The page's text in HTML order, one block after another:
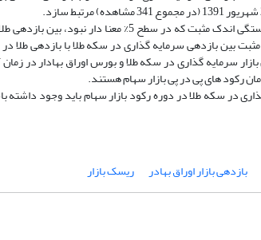
یافته های تحقیق حاکی از آن است که ضریب همبستگی
بین بازدهی سرمایه گذاری در سکه طلا با بازدهی طلا
سرمایه گذاری در سکه طلا و بورس اوراق بهادار در
رکود های پی در پی بازار سهام هستند.
در سکه طلا در دوره رکود بازار سهام باید وجود
بازدهی بازار اوراق بهادر ریسک بازار